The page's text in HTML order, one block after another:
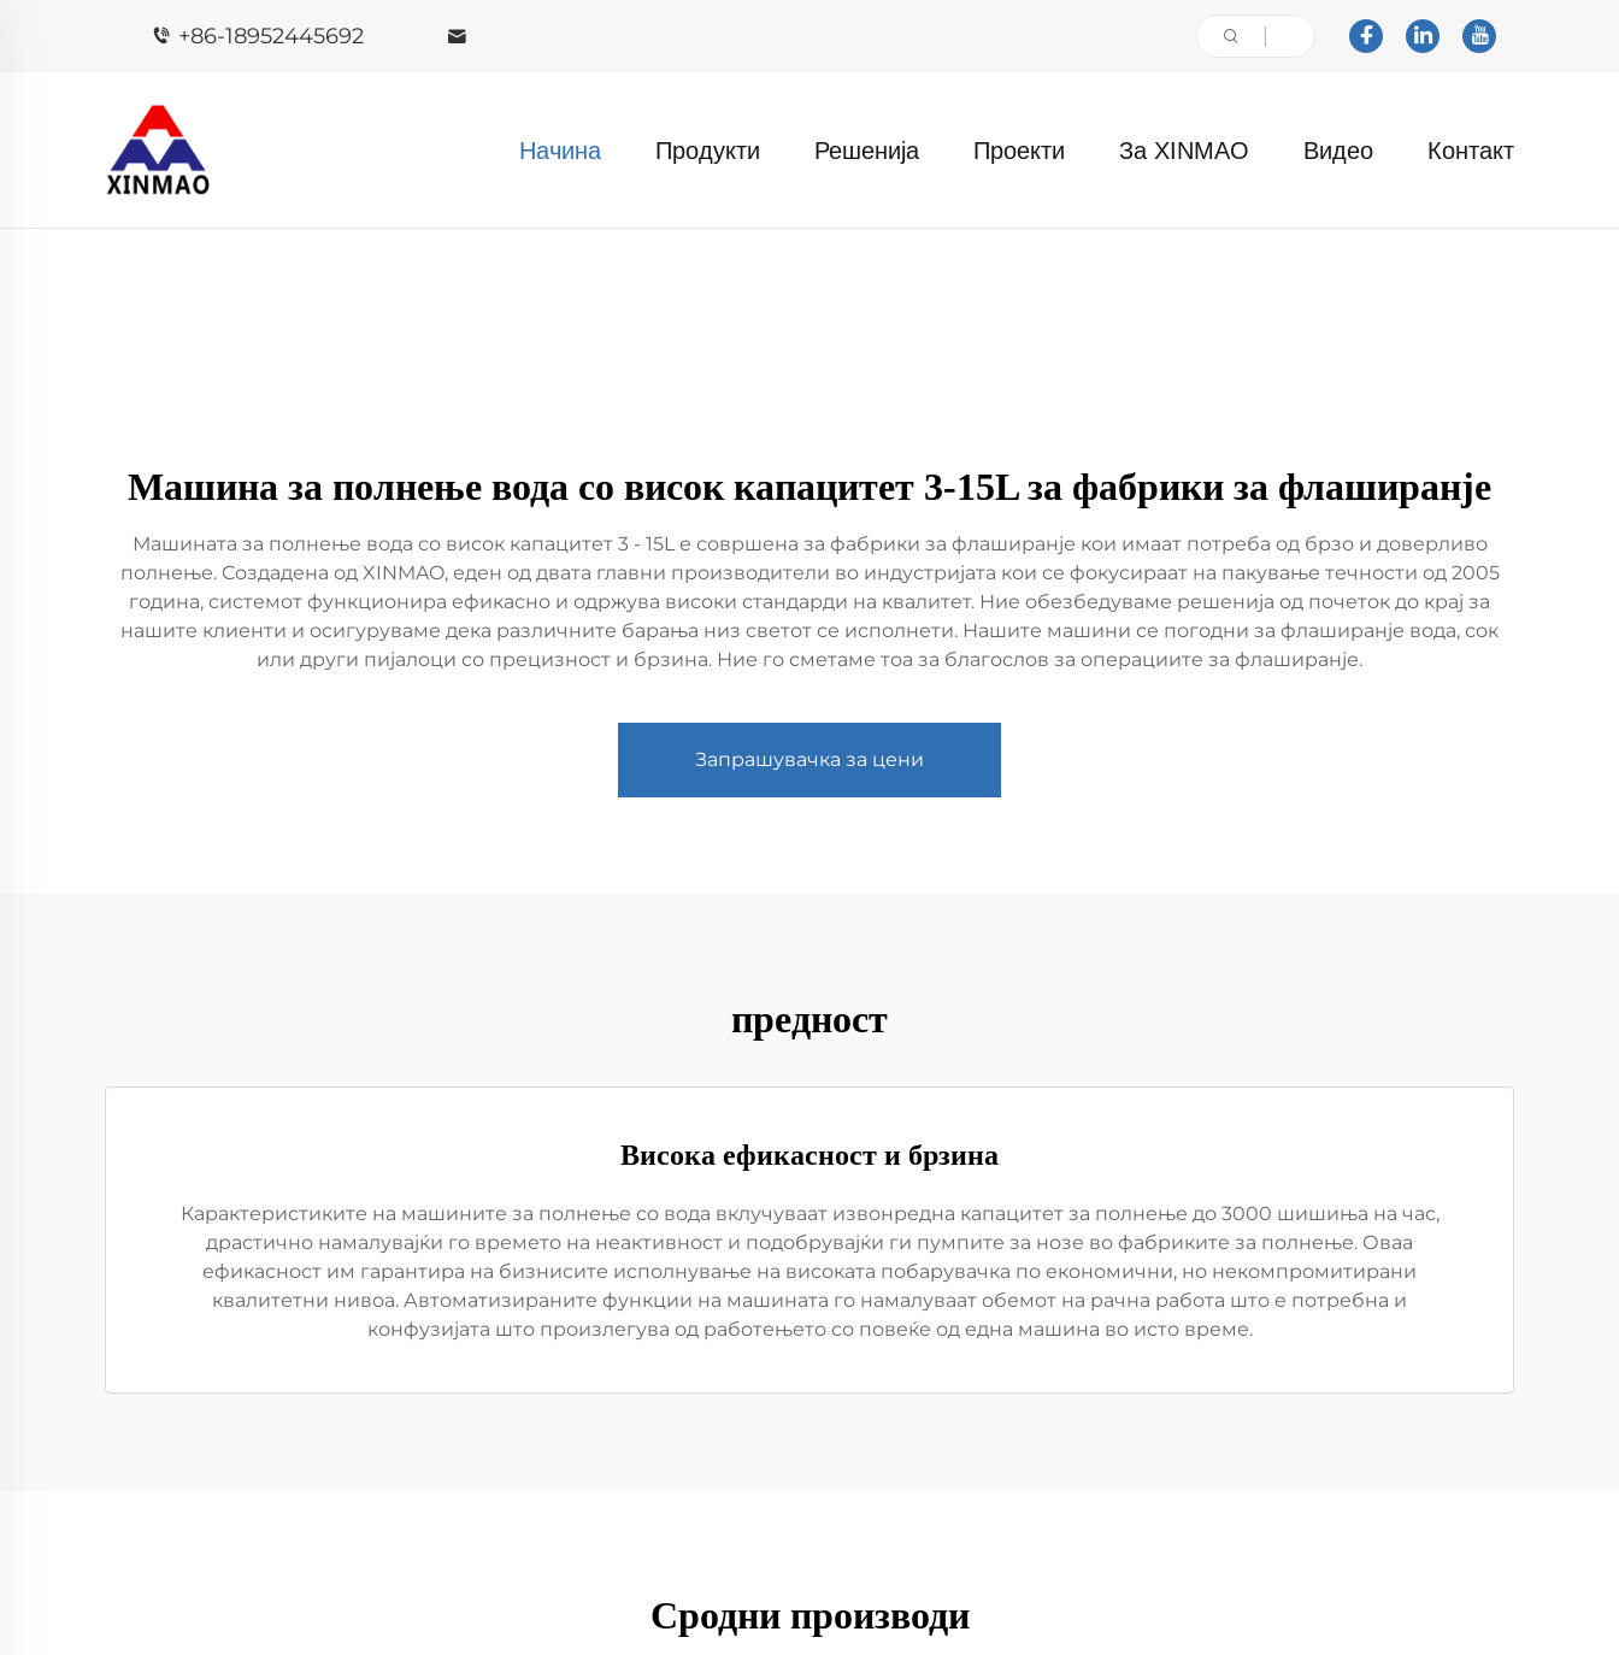
+86-18952445692
Начина Продукти Решенија Проекти За XINMAO Видео Контакт
Машина за полнење вода со висок капацитет 3-15L за фабрики за флаширанје
Машината за полнење вода со висок капацитет 3 - 15L е совршена за фабрики за флаширанје кои имаат потреба од брзо и доверливо
полнење. Создадена од XINMAO, еден од двата главни производители во индустријата кои се фокусираат на пакување течности од 2005
година, системот функционира ефикасно и одржува високи стандарди на квалитет. Ние обезбедуваме решенија од почеток до крај за
нашите клиенти и осигуруваме дека различните барања низ светот се исполнети. Нашите машини се погодни за флаширанје вода, сок
или други пијалоци со прецизност и брзина. Ние го сметаме тоа за благослов за операциите за флаширанје.
Запрашувачка за цени
предност
Висока ефикасност и брзина
Карактеристиките на машините за полнење со вода вклучуваат извонредна капацитет за полнење до 3000 шишиња на час,
драстично намалувајќи го времето на неактивност и подобрувајќи ги пумпите за нозе во фабриките за полнење. Оваа
ефикасност им гарантира на бизнисите исполнување на високата побарувачка по економични, но некомпромитирани
квалитетни нивоа. Автоматизираните функции на машината го намалуваат обемот на рачна работа што е потребна и
конфузијата што произлегува од работењето со повеќе од една машина во исто време.
Сродни производи